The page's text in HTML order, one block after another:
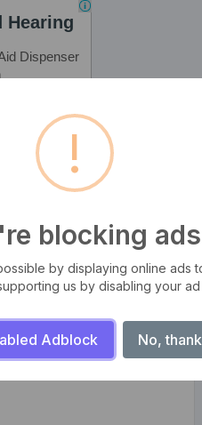
квартира
!
blocking ads
by displaying online ads
us by disabling your
Adblock No,